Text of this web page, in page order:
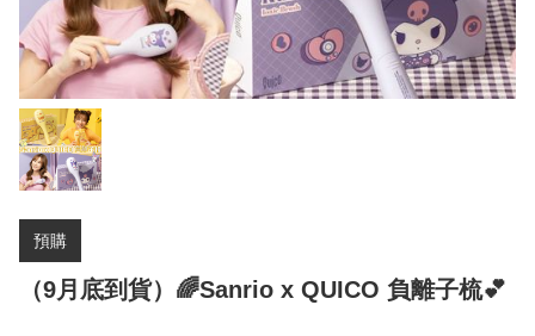
預購
（9月底到貨）🌈Sanrio x QUICO 負離子梳💕